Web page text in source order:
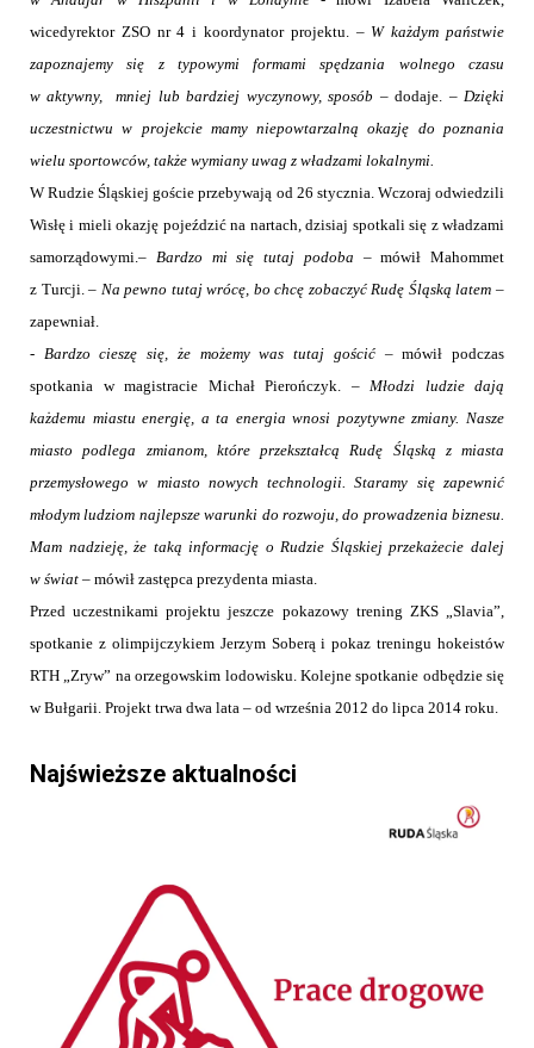
wicedyrektor ZSO nr 4 i koordynator projektu. – W każdym państwie
zapoznajemy się z typowymi formami spędzania wolnego czasu
w aktywny, mniej lub bardziej wyczynowy, sposób – dodaje. – Dzięki
uczestnictwu w projekcie mamy niepowtarzalną okazję do poznania
wielu sportowców, także wymiany uwag z władzami lokalnymi.
W Rudzie Śląskiej goście przebywają od 26 stycznia. Wczoraj odwiedzili
Wisłę i mieli okazję pojeździć na nartach, dzisiaj spotkali się z władzami
samorządowymi.– Bardzo mi się tutaj podoba – mówił Mahommet
z Turcji. – Na pewno tutaj wrócę, bo chcę zobaczyć Rudę Śląską latem –
zapewniał.
- Bardzo cieszę się, że możemy was tutaj gościć– mówił podczas
spotkania w magistracie Michał Pierończyk. – Młodzi ludzie dają
każdemu miastu energię, a ta energia wnosi pozytywne zmiany. Nasze
miasto podlega zmianom, które przekształcą Rudę Śląską z miasta
przemysłowego w miasto nowych technologii. Staramy się zapewnić
młodym ludziom najlepsze warunki do rozwoju, do prowadzenia biznesu.
Mam nadzieję, że taką informację o Rudzie Śląskiej przekażecie dalej
w świat – mówił zastępca prezydenta miasta.
Przed uczestnikami projektu jeszcze pokazowy trening ZKS „Slavia”,
spotkanie z olimpijczykiem Jerzym Soberą i pokaz treningu hokeistów
RTH „Zryw” na orzegowskim lodowisku. Kolejne spotkanie odbędzie się
w Bułgarii. Projekt trwa dwa lata – od września 2012 do lipca 2014 roku.
Najświeższe aktualności